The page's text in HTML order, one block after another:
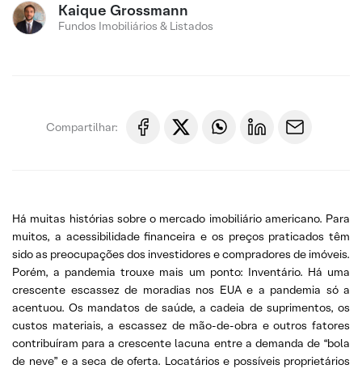
Kaique Grossmann
Fundos Imobiliários & Listados
Compartilhar:
Há muitas histórias sobre o mercado imobiliário americano. Para
muitos, a acessibilidade financeira e os preços praticados têm
sido as preocupações dos investidores e compradores de imóveis.
Porém, a pandemia trouxe mais um ponto: Inventário. Há uma
crescente escassez de moradias nos EUA e a pandemia só a
acentuou. Os mandatos de saúde, a cadeia de suprimentos, os
custos materiais, a escassez de mão-de-obra e outros fatores
contribuíram para a crescente lacuna entre a demanda de “bola
de neve” e a seca de oferta. Locatários e possíveis proprietários